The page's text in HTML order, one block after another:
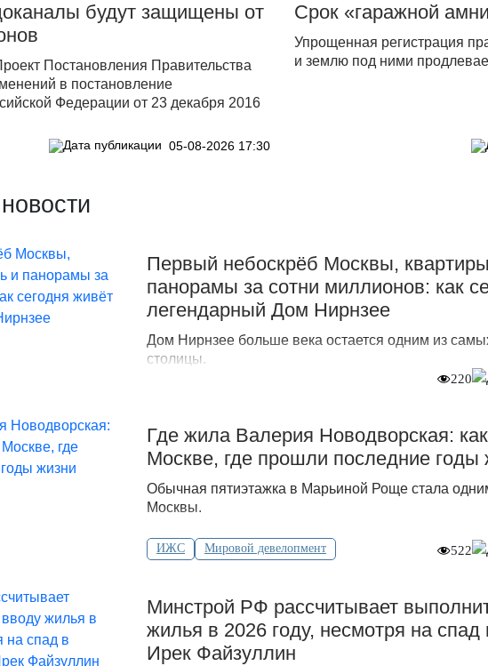
будут защищены от
Постановления Правительства
в постановление
Федерации от 23 декабря 2016
05-08-2026 17:30
Срок «гаражной
Упрощенная регистрация
и землю под ними
Первый небоскрёб Москвы,
панорамы за сотни миллионов: как
легендарный Дом Нирнзее
Дом Нирнзее больше века остается одним из
столицы.
220
Где жила Валерия Новодворская:
Москве, где прошли последние годы
Обычная пятиэтажка в Марьиной Роще стала
Москвы.
ИЖС Мировой девелопмент 522
Минстрой РФ рассчитывает
жилья в 2026 году, несмотря на
Ирек Файзуллин